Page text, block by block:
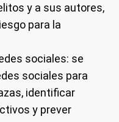
y a sus autores,
para la
sociales: se
sociales para
identificar
y prever